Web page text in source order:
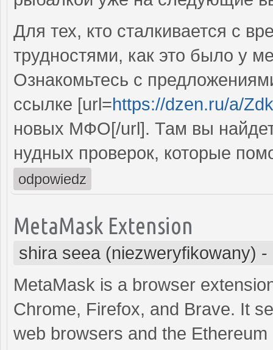
Для тех, кто сталкивается с
трудностями, как это было у
Ознакомьтесь с
ссылке [url=https://dzen.ru/a/
новых МФО[/url]. Там вы
нудных проверок, которые
odpowiedz
MetaMask Extension
shira seea (niezweryfikowany) -
MetaMask is a browser
Chrome, Firefox, and Brave. It
web browsers and the